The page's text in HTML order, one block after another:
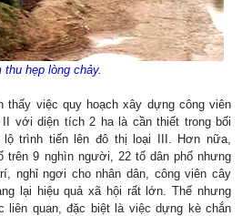
hẹp lòng chảy.
thấy việc quy hoạch xây dựng công viên
với diện tích 2 ha là cần thiết trong bối
trình tiến lên đô thị loại III. Hơn nữa,
trên 9 nghìn người, 22 tổ dân phố nhưng
nghỉ ngơi cho nhân dân, công viên cây
lại hiệu quả xã hội rất lớn. Thế nhưng
liên quan, đặc biệt là việc dựng kè chắn